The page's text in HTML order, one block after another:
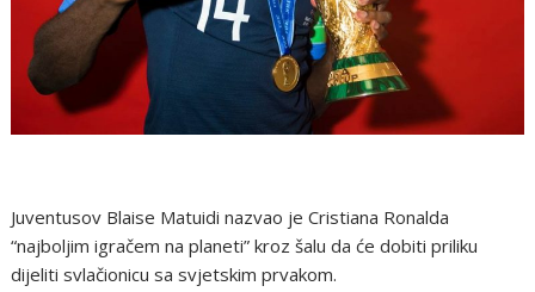
Juventusov Blaise Matuidi nazvao je Cristiana Ronalda
“najboljim igračem na planeti” kroz šalu da će dobiti priliku
dijeliti svlačionicu sa svjetskim prvakom.